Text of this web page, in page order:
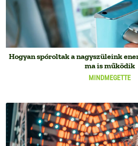
MINDMEGETTE
Hogyan spóroltak a nagyszüleink
ma is működik